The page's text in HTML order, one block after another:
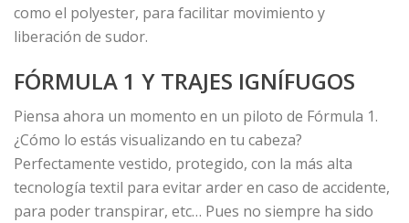
como el polyester, para facilitar movimiento y
liberación de sudor.
FÓRMULA 1 Y TRAJES IGNÍFUGOS
Piensa ahora un momento en un piloto de Fórmula 1.
¿Cómo lo estás visualizando en tu cabeza?
Perfectamente vestido, protegido, con la más alta
tecnología textil para evitar arder en caso de accidente,
para poder transpirar, etc… Pues no siempre ha sido